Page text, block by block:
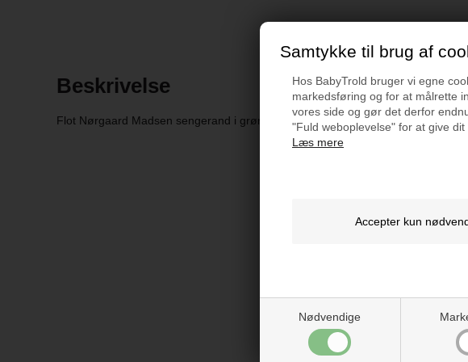
Samtykke til brug af
Hos BabyTrold bruger vi egne
markedsføring og for at målrette
vores side og gør det derfor
"Fuld weboplevelse" for at give
Læs mere
Nødvendige
Beskrivelse
Flot Nørgaard Madsen sengerand i grøn med et motiv af maskiner